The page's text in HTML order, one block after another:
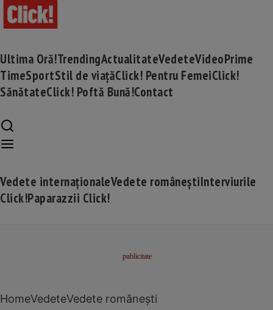
Ultima Oră!TrendingActualitateVedeteVideoPrime
TimeSportStil de viațăClick! Pentru FemeiClick!
SănătateClick! Poftă Bună!Contact
Vedete internaționaleVedete româneștiInterviurile
Click!Paparazzii Click!
HomeVedeteVedete românești